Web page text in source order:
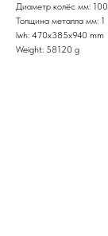
Диаметр колёс мм: 100
Толщина металла мм: 1
lwh: 470x385x940 mm
Weight: 58120 g